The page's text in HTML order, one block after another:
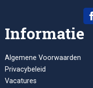
Informatie
Algemene Voorwaarden
Privacybeleid
Vacatures